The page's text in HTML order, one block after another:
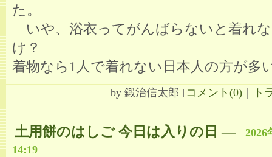
た。
いや、浴衣ってがんばらないと着れ
け？
着物なら1人で着れない日本人の方が多
by 鍛治信太郎 [コメント(0) ト
土用餅のはしご 今日は入りの日 ―
2026
14:19